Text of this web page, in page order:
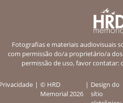
Fotografias e materiais audiovisuais
com permissão do/a proprietário/a
permissão de uso, favor contatar:
© HRD
Memorial 2026
Design do
sítio